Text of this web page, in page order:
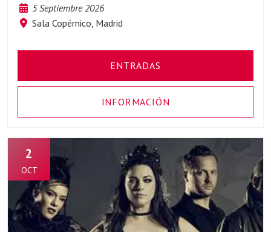
5 Septiembre 2026
Sala Copérnico, Madrid
ENTRADAS
INFORMACIÓN
2
OCT